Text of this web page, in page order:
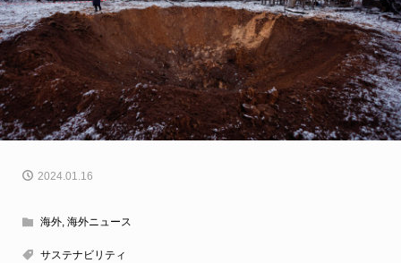
2024.01.16
海外, 海外ニュース
サステナビリティ